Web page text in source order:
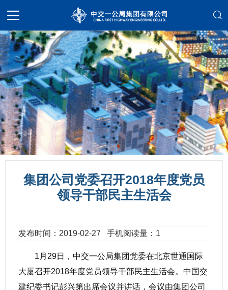
集团公司党委召开2018年度党员
领导干部民主生活会
发布时间：2019-02-27 手机阅读量：1
1月29日，中交一公局集团党委在北京世通国际
大厦召开2018年度党员领导干部民主生活会。中国交
建纪委书记彭兴第出席会议并讲话，会议由集团公司